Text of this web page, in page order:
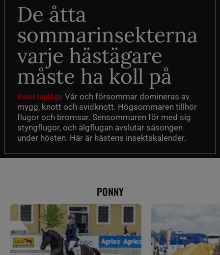
De åtta
sommarinsekterna
varje hästägare
måste ha koll på
Insektsplåga Vår och försommar domineras av
mygg, knott och svidknott. Högsommaren tillhör
flugor och bromsar. Sensommaren för med sig
styngflugor, och älgflugan avslutar säsongen
under hösten. Här är hästens insektskalender.
PONNY